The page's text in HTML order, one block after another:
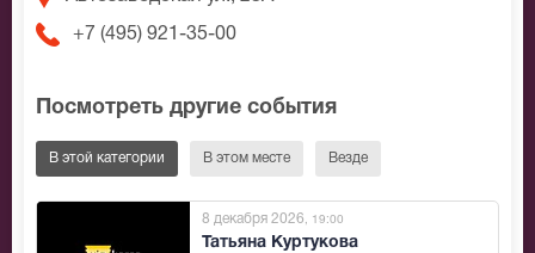
+7 (495) 921-35-00
Посмотреть другие события
В этой категории В этом месте Везде
Татьяна Куртукова
8 декабря 2026 , 19:00